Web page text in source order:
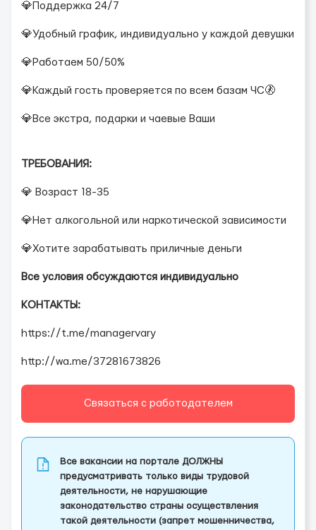
💎Поддержка 24/7
💎Удобный график, индивидуально у каждой девушки
💎Работаем 50/50%
💎Каждый гость проверяется по всем базам ЧС🚷
💎Все экстра, подарки и чаевые Ваши
ТРЕБОВАНИЯ:
💎 Возраст 18-35
💎Нет алкогольной или наркотической зависимости
💎Хотите зарабатывать приличные деньги
Все условия обсуждаются индивидуально
КОНТАКТЫ:
https://t.me/managervary
http://wa.me/37281673826
Связаться с работодателем
Все вакансии на портале ДОЛЖНЫ
предусматривать только виды трудовой
деятельности, не нарушающие
законодательство страны осуществления
такой деятельности (запрет мошенничества,